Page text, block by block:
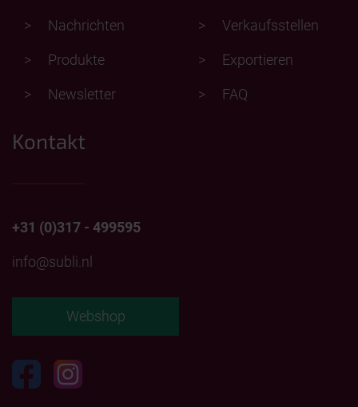
Nachrichten
Produkte
Newsletter
Verkaufsstellen
Exportieren
FAQ
Kontakt
+31 (0)317 - 499595
info@subli.nl
Webshop